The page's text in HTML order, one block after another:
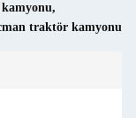
,
traktör kamyonu